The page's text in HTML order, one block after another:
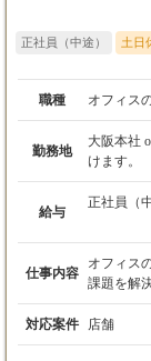
正社員（中途） 土日
職種 オフィス
勤務地
大阪本社
けます。
給与
正社員（
仕事内容
オフィス
課題を解決へ
・展示会
開拓営業
管理担当者
対応案件 店舗